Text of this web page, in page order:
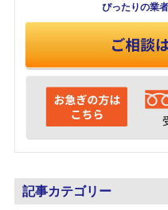
ぴったりの業
記事カテゴリー